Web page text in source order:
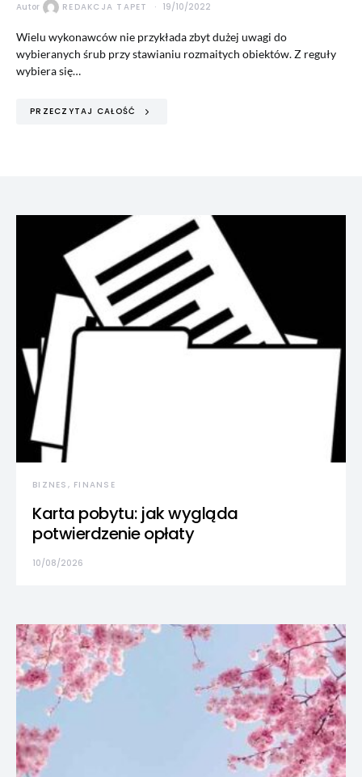
Autor REDAKCJA TAPET 19/10/2022
Wielu wykonawców nie przykłada zbyt dużej uwagi do
wybieranych śrub przy stawianiu rozmaitych obiektów. Z reguły
wybiera się…
PRZECZYTAJ CAŁOŚĆ
BIZNES, FINANSE
Karta pobytu: jak wygląda
potwierdzenie opłaty
10/08/2026